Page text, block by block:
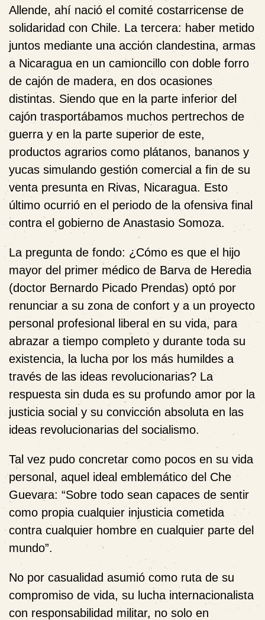
Allende, ahí nació el comité costarricense de
solidaridad con Chile. La tercera: haber metido
juntos mediante una acción clandestina, armas
a Nicaragua en un camioncillo con doble forro
de cajón de madera, en dos ocasiones
distintas. Siendo que en la parte inferior del
cajón trasportábamos muchos pertrechos de
guerra y en la parte superior de este,
productos agrarios como plátanos, bananos y
yucas simulando gestión comercial a fin de su
venta presunta en Rivas, Nicaragua. Esto
último ocurrió en el periodo de la ofensiva final
contra el gobierno de Anastasio Somoza.
La pregunta de fondo: ¿Cómo es que el hijo
mayor del primer médico de Barva de Heredia
(doctor Bernardo Picado Prendas) optó por
renunciar a su zona de confort y a un proyecto
personal profesional liberal en su vida, para
abrazar a tiempo completo y durante toda su
existencia, la lucha por los más humildes a
través de las ideas revolucionarias? La
respuesta sin duda es su profundo amor por la
justicia social y su convicción absoluta en las
ideas revolucionarias del socialismo.
Tal vez pudo concretar como pocos en su vida
personal, aquel ideal emblemático del Che
Guevara: “Sobre todo sean capaces de sentir
como propia cualquier injusticia cometida
contra cualquier hombre en cualquier parte del
mundo”.
No por casualidad asumió como ruta de su
compromiso de vida, su lucha internacionalista
con responsabilidad militar, no solo en